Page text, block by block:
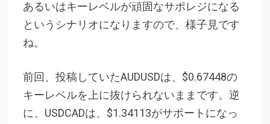
あるいはキーレベルが頑固なサポレジになる
というシナリオになりますので、様子見です
ね。
前回、投稿していたAUDUSDは、$0.67448の
キーレベルを上に抜けられないままです。逆
に、USDCADは、$1.34113がサポートになっ